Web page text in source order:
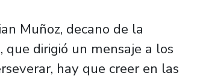
Muñoz, decano de la
dirigió un mensaje a los
hay que creer en las